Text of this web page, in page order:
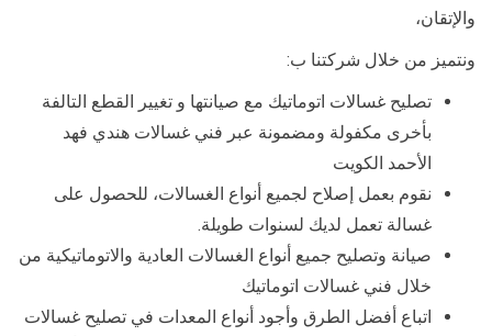
والإتقان،
ونتميز من خلال شركتنا ب:
تصليح غسالات اتوماتيك مع صيانتها و تغيير القطع التالفة
بأخرى مكفولة ومضمونة عبر فني غسالات هندي فهد
الأحمد الكويت
نقوم بعمل إصلاح لجميع أنواع الغسالات، للحصول على
غسالة تعمل لديك لسنوات طويلة.
صيانة وتصليح جميع أنواع الغسالات العادية والاتوماتيكية من
خلال فني غسالات اتوماتيك
اتباع أفضل الطرق وأجود أنواع المعدات في تصليح غسالات